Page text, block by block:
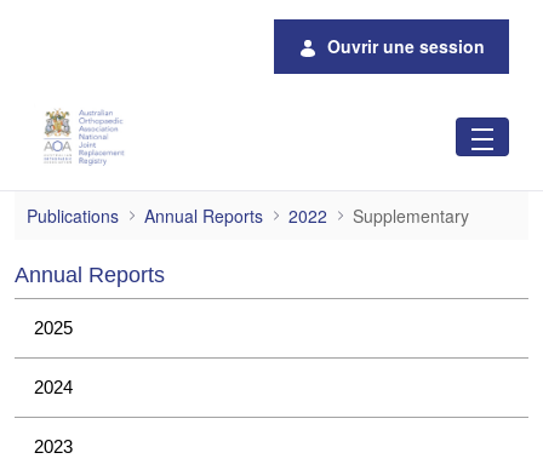
Ouvrir une session
Supplementary
Publications Annual Reports 2022 Supplementary
Annual Reports
2025
2024
2023